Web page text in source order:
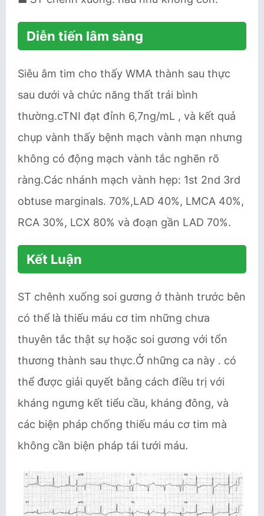
Diễn tiến lâm sàng
Siêu âm tim cho thấy WMA thành sau thực
sau dưới và chức năng thất trái bình
thường.cTNI đạt đỉnh 6,7ng/mL , và kết quả
chụp vành thấy bệnh mạch vành mạn nhưng
không có động mạch vành tắc nghẽn rõ
ràng.Các nhánh mạch vành hẹp: 1st 2nd 3rd
obtuse marginals. 70%,LAD 40%, LMCA 40%,
RCA 30%, LCX 80% và đoạn gần LAD 70%.
Kết Luận
ST chênh xuống soi gương ở thành trước bên
có thể là thiếu máu cơ tim những chưa
thuyên tắc thật sự hoặc soi gương với tổn
thương thành sau thực.Ở những ca này . có
thể được giải quyết bằng cách điều trị với
kháng ngưng kết tiểu cầu, kháng đông, và
các biện pháp chống thiếu máu cơ tim mà
không cần biện pháp tái tưới máu.